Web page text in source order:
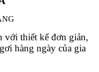
với thiết kế đơn giản,
hàng ngày của gia